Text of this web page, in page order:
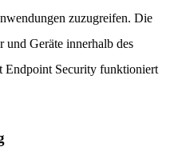
zuzugreifen. Die
und Geräte innerhalb des
Endpoint Security funktioniert